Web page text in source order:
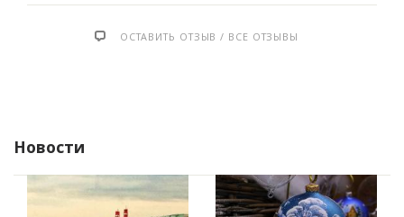
ОСТАВИТЬ ОТЗЫВ / ВСЕ ОТЗЫВЫ
Новости